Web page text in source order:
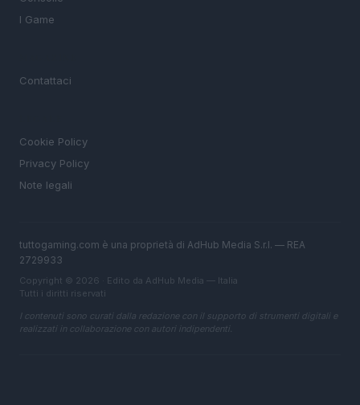
I Game
Contattaci
Cookie Policy
Privacy Policy
Note legali
tuttogaming.com è una proprietà di AdHub Media S.r.l. — REA
2729933
Copyright © 2026 · Edito da AdHub Media — Italia
Tutti i diritti riservati
I contenuti sono curati dalla redazione con il supporto di strumenti digitali e
realizzati in collaborazione con autori indipendenti.